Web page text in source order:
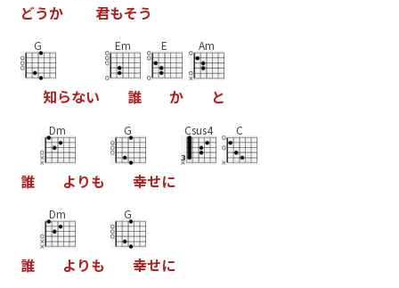
どうか 君もそう
G
知らない
Em
誰
E
か
Am
と
誰
Dm
よ りも
G
幸せに
Csus4 C
誰
Dm
よ りも
G
幸せに